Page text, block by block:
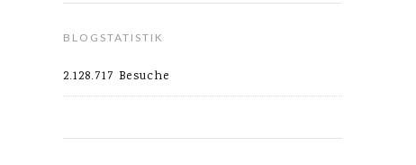
BLOGSTATISTIK
2.128.717 Besuche